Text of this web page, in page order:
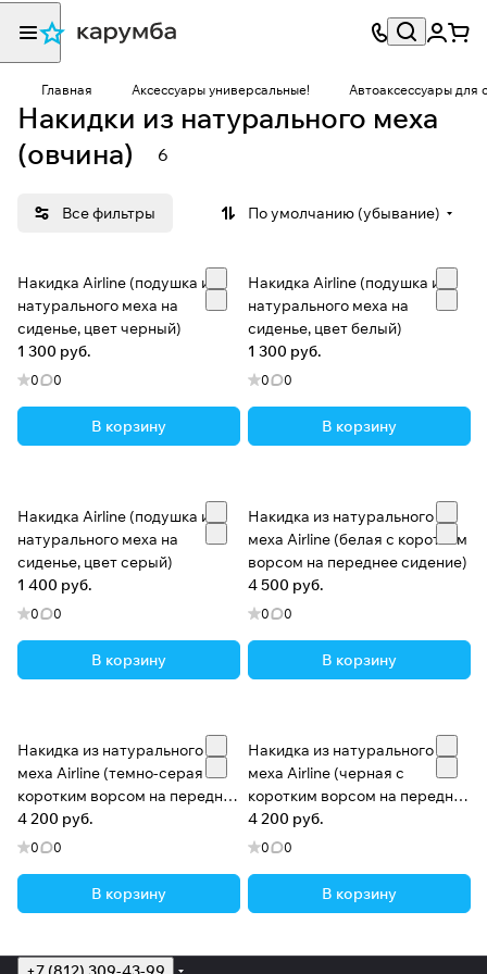
Главная Аксессуары универсальные! Автоаксессуары для
Накидки из натурального меха
(овчина)
6
Все фильтры По умолчанию (убывание)
Накидка Airline (подушка из
натурального меха на
сиденье, цвет черный)
1 300 руб.
0 0
В корзину
Накидка Airline (подушка из
натурального меха на
сиденье, цвет белый)
1 300 руб.
0 0
В корзину
Накидка Airline (подушка из
натурального меха на
сиденье, цвет серый)
1 400 руб.
0 0
В корзину
Накидка из натурального
меха Airline (белая с коротким
ворсом на переднее сидение)
4 500 руб.
0 0
В корзину
Накидка из натурального
меха Airline (темно-серая с
коротким ворсом на переднее
сидение)
4 200 руб.
0 0
В корзину
Накидка из натурального
меха Airline (черная с
коротким ворсом на переднее
сидение)
4 200 руб.
0 0
В корзину